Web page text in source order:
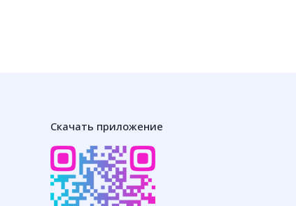
Скачать приложение